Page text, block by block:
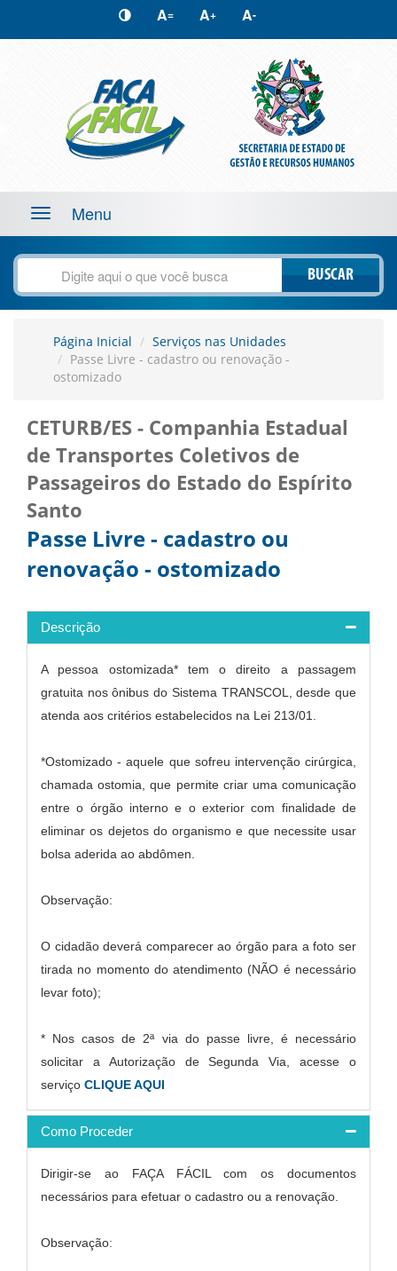
A= A+ A-
Toggle
navigation
Menu
BUSCAR
Página Inicial
Serviços nas Unidades
Passe Livre - cadastro ou renovação -
ostomizado
CETURB/ES - Companhia Estadual
de Transportes Coletivos de
Passageiros do Estado do Espírito
Santo
Passe Livre - cadastro ou
renovação - ostomizado
Descrição
A pessoa ostomizada* tem o direito a passagem
gratuita nos ônibus do Sistema TRANSCOL, desde que
atenda aos critérios estabelecidos na Lei 213/01.
*Ostomizado - aquele que sofreu intervenção cirúrgica,
chamada ostomia, que permite criar uma comunicação
entre o órgão interno e o exterior com finalidade de
eliminar os dejetos do organismo e que necessite usar
bolsa aderida ao abdômen.
Observação:
O cidadão deverá comparecer ao órgão para a foto ser
tirada no momento do atendimento (NÃO é necessário
levar foto);
* Nos casos de 2ª via do passe livre, é necessário
solicitar a Autorização de Segunda Via, acesse o
serviço CLIQUE AQUI
Como Proceder
Dirigir-se ao FAÇA FÁCIL com os documentos
necessários para efetuar o cadastro ou a renovação.
Observação: